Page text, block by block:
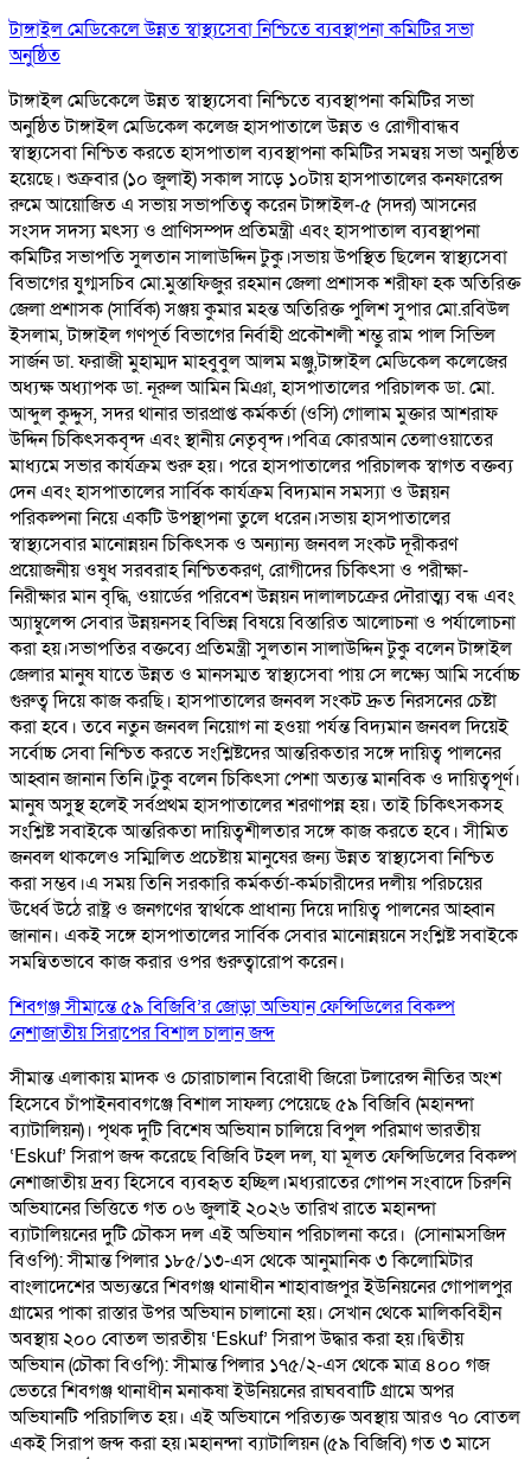
টাঙ্গাইল মেডিকেলে উন্নত স্বাস্থ্যসেবা নিশ্চিতে ব্যবস্থাপনা কমিটির সভা
অনুষ্ঠিত
টাঙ্গাইল মেডিকেলে উন্নত স্বাস্থ্যসেবা নিশ্চিতে ব্যবস্থাপনা কমিটির সভা
অনুষ্ঠিত টাঙ্গাইল মেডিকেল কলেজ হাসপাতালে উন্নত ও রোগীবান্ধব
স্বাস্থ্যসেবা নিশ্চিত করতে হাসপাতাল ব্যবস্থাপনা কমিটির সমন্বয় সভা অনুষ্ঠিত
হয়েছে। শুক্রবার (১০ জুলাই) সকাল সাড়ে ১০টায় হাসপাতালের কনফারেন্স
রুমে আয়োজিত এ সভায় সভাপতিত্ব করেন টাঙ্গাইল-৫ (সদর) আসনের
সংসদ সদস্য মৎস্য ও প্রাণিসম্পদ প্রতিমন্ত্রী এবং হাসপাতাল ব্যবস্থাপনা
কমিটির সভাপতি সুলতান সালাউদ্দিন টুকু।সভায় উপস্থিত ছিলেন স্বাস্থ্যসেবা
বিভাগের যুগ্মসচিব মো.মুস্তাফিজুর রহমান জেলা প্রশাসক শরীফা হক অতিরিক্ত
জেলা প্রশাসক (সার্বিক) সঞ্জয় কুমার মহন্ত অতিরিক্ত পুলিশ সুপার মো.রবিউল
ইসলাম, টাঙ্গাইল গণপূর্ত বিভাগের নির্বাহী প্রকৌশলী শম্ভু রাম পাল সিভিল
সার্জন ডা. ফরাজী মুহাম্মদ মাহবুবুল আলম মঞ্জু,টাঙ্গাইল মেডিকেল কলেজের
অধ্যক্ষ অধ্যাপক ডা. নূরুল আমিন মিঞা, হাসপাতালের পরিচালক ডা. মো.
আব্দুল কুদ্দুস, সদর থানার ভারপ্রাপ্ত কর্মকর্তা (ওসি) গোলাম মুক্তার আশরাফ
উদ্দিন চিকিৎসকবৃন্দ এবং স্থানীয় নেতৃবৃন্দ।পবিত্র কোরআন তেলাওয়াতের
মাধ্যমে সভার কার্যক্রম শুরু হয়। পরে হাসপাতালের পরিচালক স্বাগত বক্তব্য
দেন এবং হাসপাতালের সার্বিক কার্যক্রম বিদ্যমান সমস্যা ও উন্নয়ন
পরিকল্পনা নিয়ে একটি উপস্থাপনা তুলে ধরেন।সভায় হাসপাতালের
স্বাস্থ্যসেবার মানোন্নয়ন চিকিৎসক ও অন্যান্য জনবল সংকট দূরীকরণ
প্রয়োজনীয় ওষুধ সরবরাহ নিশ্চিতকরণ, রোগীদের চিকিৎসা ও পরীক্ষা-
নিরীক্ষার মান বৃদ্ধি, ওয়ার্ডের পরিবেশ উন্নয়ন দালালচক্রের দৌরাত্ম্য বন্ধ এবং
অ্যাম্বুলেন্স সেবার উন্নয়নসহ বিভিন্ন বিষয়ে বিস্তারিত আলোচনা ও পর্যালোচনা
করা হয়।সভাপতির বক্তব্যে প্রতিমন্ত্রী সুলতান সালাউদ্দিন টুকু বলেন টাঙ্গাইল
জেলার মানুষ যাতে উন্নত ও মানসম্মত স্বাস্থ্যসেবা পায় সে লক্ষ্যে আমি সর্বোচ্চ
গুরুত্ব দিয়ে কাজ করছি। হাসপাতালের জনবল সংকট দ্রুত নিরসনের চেষ্টা
করা হবে। তবে নতুন জনবল নিয়োগ না হওয়া পর্যন্ত বিদ্যমান জনবল দিয়েই
সর্বোচ্চ সেবা নিশ্চিত করতে সংশ্লিষ্টদের আন্তরিকতার সঙ্গে দায়িত্ব পালনের
আহ্বান জানান তিনি।টুকু বলেন চিকিৎসা পেশা অত্যন্ত মানবিক ও দায়িত্বপূর্ণ।
মানুষ অসুস্থ হলেই সর্বপ্রথম হাসপাতালের শরণাপন্ন হয়। তাই চিকিৎসকসহ
সংশ্লিষ্ট সবাইকে আন্তরিকতা দায়িত্বশীলতার সঙ্গে কাজ করতে হবে। সীমিত
জনবল থাকলেও সম্মিলিত প্রচেষ্টায় মানুষের জন্য উন্নত স্বাস্থ্যসেবা নিশ্চিত
করা সম্ভব।এ সময় তিনি সরকারি কর্মকর্তা-কর্মচারীদের দলীয় পরিচয়ের
ঊর্ধ্বে উঠে রাষ্ট্র ও জনগণের স্বার্থকে প্রাধান্য দিয়ে দায়িত্ব পালনের আহ্বান
জানান। একই সঙ্গে হাসপাতালের সার্বিক সেবার মানোন্নয়নে সংশ্লিষ্ট সবাইকে
সমন্বিতভাবে কাজ করার ওপর গুরুত্বারোপ করেন।
শিবগঞ্জ সীমান্তে ৫৯ বিজিবি’র জোড়া অভিযান ফেন্সিডিলের বিকল্প
নেশাজাতীয় সিরাপের বিশাল চালান জব্দ
সীমান্ত এলাকায় মাদক ও চোরাচালান বিরোধী জিরো টলারেন্স নীতির অংশ
হিসেবে চাঁপাইনবাবগঞ্জে বিশাল সাফল্য পেয়েছে ৫৯ বিজিবি (মহানন্দা
ব্যাটালিয়ন)। পৃথক দুটি বিশেষ অভিযান চালিয়ে বিপুল পরিমাণ ভারতীয়
‘Eskuf’ সিরাপ জব্দ করেছে বিজিবি টহল দল, যা মূলত ফেন্সিডিলের বিকল্প
নেশাজাতীয় দ্রব্য হিসেবে ব্যবহৃত হচ্ছিল। ​মধ্যরাতের গোপন সংবাদে চিরুনি
অভিযানের ভিত্তিতে গত ০৬ জুলাই ২০২৬ তারিখ রাতে মহানন্দা
ব্যাটালিয়নের দুটি চৌকস দল এই অভিযান পরিচালনা করে। ​ (সোনামসজিদ
বিওপি): সীমান্ত পিলার ১৮৫/১৩-এস থেকে আনুমানিক ৩ কিলোমিটার
বাংলাদেশের অভ্যন্তরে শিবগঞ্জ থানাধীন শাহাবাজপুর ইউনিয়নের গোপালপুর
গ্রামের পাকা রাস্তার উপর অভিযান চালানো হয়। সেখান থেকে মালিকবিহীন
অবস্থায় ২০০ বোতল ভারতীয় ‘Eskuf’ সিরাপ উদ্ধার করা হয়। ​দ্বিতীয়
অভিযান (চৌকা বিওপি): সীমান্ত পিলার ১৭৫/২-এস থেকে মাত্র ৪০০ গজ
ভেতরে শিবগঞ্জ থানাধীন মনাকষা ইউনিয়নের রাঘববাটি গ্রামে অপর
অভিযানটি পরিচালিত হয়। এই অভিযানে পরিত্যক্ত অবস্থায় আরও ৭০ বোতল
একই সিরাপ জব্দ করা হয়। ​ মহানন্দা ব্যাটালিয়ন (৫৯ বিজিবি) গত ৩ মাসে